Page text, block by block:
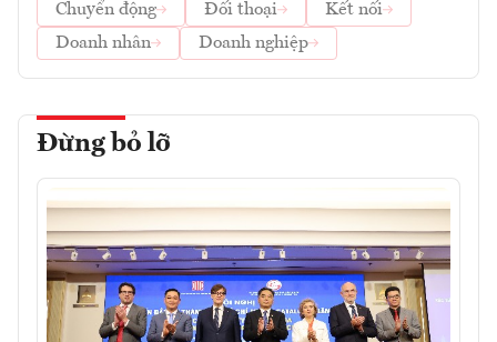
Chuyển động
Đối thoại
Kết nối
Doanh nhân
Doanh nghiệp
Đừng bỏ lỡ